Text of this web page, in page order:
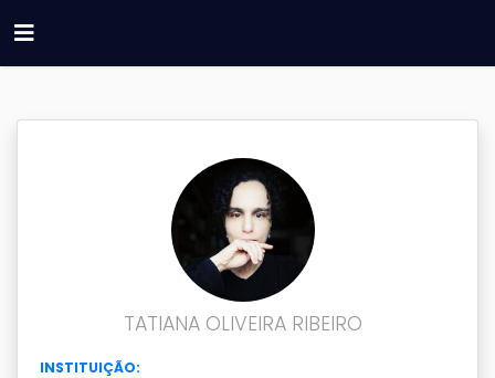
TATIANA OLIVEIRA RIBEIRO
INSTITUIÇÃO: